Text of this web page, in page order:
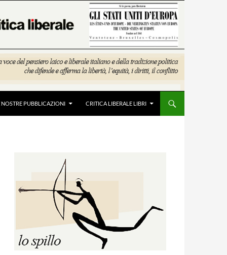
NOSTRE PUBBLICAZIONI CRITICA LIBERALE LIBRI